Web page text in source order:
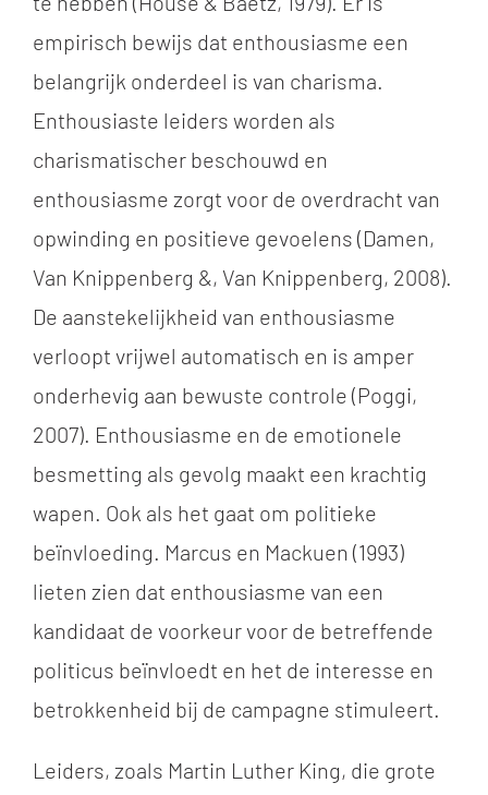
empirisch bewijs dat enthousiasme een
belangrijk onderdeel is van charisma.
Enthousiaste leiders worden als
charismatischer beschouwd en
enthousiasme zorgt voor de overdracht van
opwinding en positieve gevoelens (Damen,
Van Knippenberg &, Van Knippenberg, 2008).
De aanstekelijkheid van enthousiasme
verloopt vrijwel automatisch en is amper
onderhevig aan bewuste controle (Poggi,
2007). Enthousiasme en de emotionele
besmetting als gevolg maakt een krachtig
wapen. Ook als het gaat om politieke
beïnvloeding. Marcus en Mackuen (1993)
lieten zien dat enthousiasme van een
kandidaat de voorkeur voor de betreffende
politicus beïnvloedt en het de interesse en
betrokkenheid bij de campagne stimuleert.
Leiders, zoals Martin Luther King, die grote